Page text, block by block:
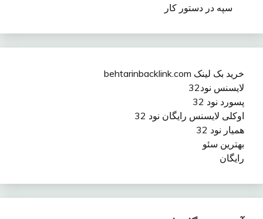
سپه در دستور کار
خرید بک لینک behtarinbacklink.com
لایسنس نود32
پسورد نود 32
اوکلی لایسنس رایگان نود 32
همیار نود 32
بهترین سئو
رایگان